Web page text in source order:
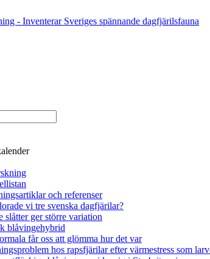
och referenser
vi tre svenska dagfjärilar?
slåtter ger större variation
blåvingehybrid
får oss att glömma hur det var
hos rapsfjärilar efter värmestress som